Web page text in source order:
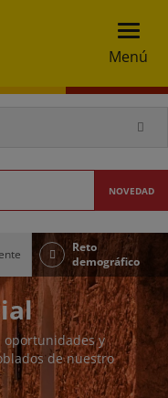
Menú
Ecológica y el
NOVEDAD
Reto
demográfico
oportunidades y
de nuestro